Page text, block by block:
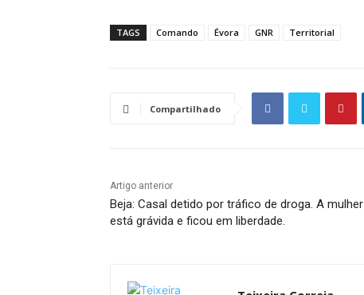
TAGS Comando Évora GNR Territorial
Compartilhado
Artigo anterior
Beja: Casal detido por tráfico de droga. A mulher
está grávida e ficou em liberdade.